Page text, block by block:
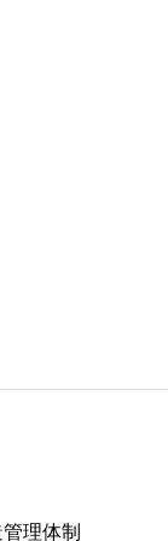
理体制